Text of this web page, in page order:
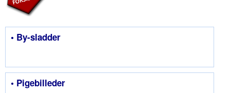
• By-sladder
• Pigebilleder